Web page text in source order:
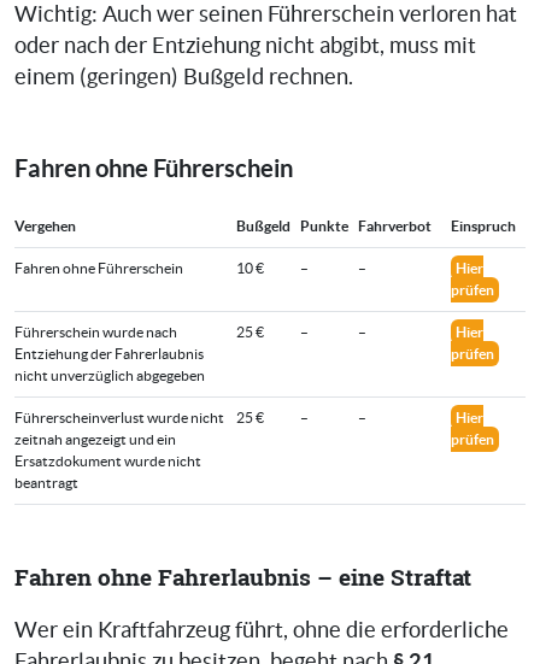
Wichtig: Auch wer seinen Führerschein verloren hat
oder nach der Entziehung nicht abgibt, muss mit
einem (geringen) Bußgeld rechnen.
Fahren ohne Führerschein
Vergehen Bußgeld Punkte Fahrverbot Einspruch
Fahren ohne Führerschein 10 € – –
Hier
prüfen
Führerschein wurde nach
Entziehung der Fahrerlaubnis
nicht unverzüglich abgegeben
25 € – –
Hier
prüfen
Führerscheinverlust wurde nicht
zeitnah angezeigt und ein
Ersatzdokument wurde nicht
beantragt
25 € – –
Hier
prüfen
Fahren ohne Fahrerlaubnis – eine Straftat
Wer ein Kraftfahrzeug führt, ohne die erforderliche